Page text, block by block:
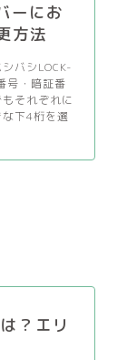
ーにお
方法
バシLOCK-
号・暗証番
それぞれに
下4桁を選
？エリ